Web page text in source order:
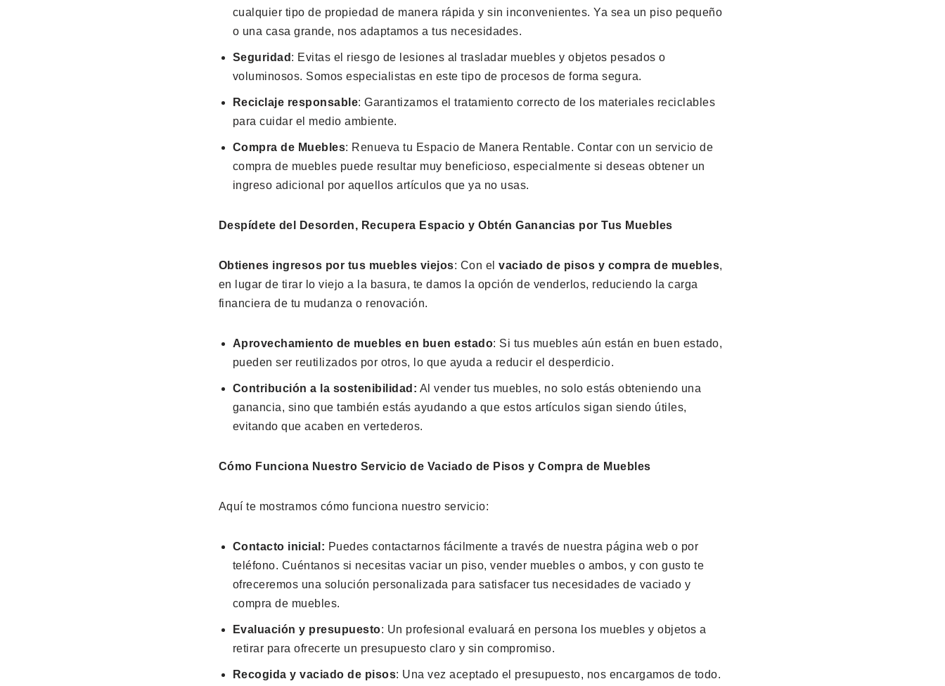
cualquier tipo de propiedad de manera rápida y sin inconvenientes. Ya sea un piso pequeño
o una casa grande, nos adaptamos a tus necesidades.
Seguridad : Evitas el riesgo de lesiones al trasladar muebles y objetos pesados o
voluminosos. Somos especialistas en este tipo de procesos de forma segura.
Reciclaje responsable: Garantizamos el tratamiento correcto de los materiales reciclables
para cuidar el medio ambiente.
Compra de Muebles: Renueva tu Espacio de Manera Rentable. Contar con un servicio de
compra de muebles puede resultar muy beneficioso, especialmente si deseas obtener un
ingreso adicional por aquellos artículos que ya no usas.
Despídete del Desorden, Recupera Espacio y Obtén Ganancias por Tus Muebles
Obtienes ingresos por tus muebles viejos: Con elvaciado de pisos y compra de muebles,
en lugar de tirar lo viejo a la basura, te damos la opción de venderlos, reduciendo la carga
financiera de tu mudanza o renovación.
Aprovechamiento de muebles en buen estado: Si tus muebles aún están en buen estado,
pueden ser reutilizados por otros, lo que ayuda a reducir el desperdicio.
Contribución a la sostenibilidad: Al vender tus muebles, no solo estás obteniendo una
ganancia, sino que también estás ayudando a que estos artículos sigan siendo útiles,
evitando que acaben en vertederos.
Cómo Funciona Nuestro Servicio de Vaciado de Pisos y Compra de Muebles
Aquí te mostramos cómo funciona nuestro servicio:
Contacto inicial: Puedes contactarnos fácilmente a través de nuestra página web o por
teléfono. Cuéntanos si necesitas vaciar un piso, vender muebles o ambos, y con gusto te
ofreceremos una solución personalizada para satisfacer tus necesidades de vaciado y
compra de muebles.
Evaluación y presupuesto: Un profesional evaluará en persona los muebles y objetos a
retirar para ofrecerte un presupuesto claro y sin compromiso.
Recogida y vaciado de pisos: Una vez aceptado el presupuesto, nos encargamos de todo.